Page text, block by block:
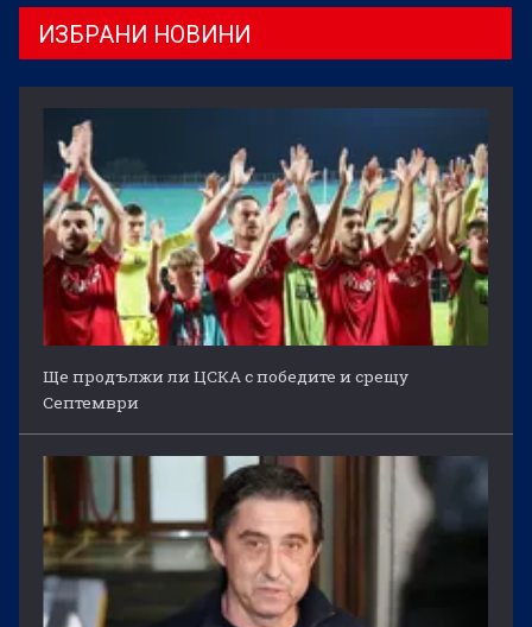
ИЗБРАНИ НОВИНИ
Ще продължи ли ЦСКА с победите и срещу
Септември